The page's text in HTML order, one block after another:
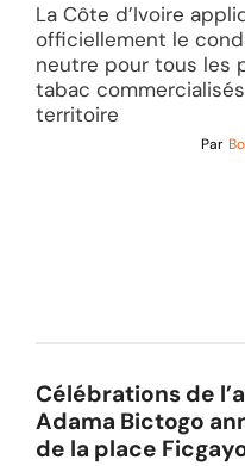
La Côte d’Ivoire
officiellement le
neutre pour tous les
tabac
territoire
Par
Célébrations de
Adama Bictogo
de la place